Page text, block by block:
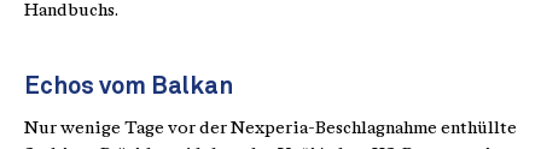
Handbuchs.
Echos vom Balkan
Nur wenige Tage vor der Nexperia-Beschlagnahme enthüllte